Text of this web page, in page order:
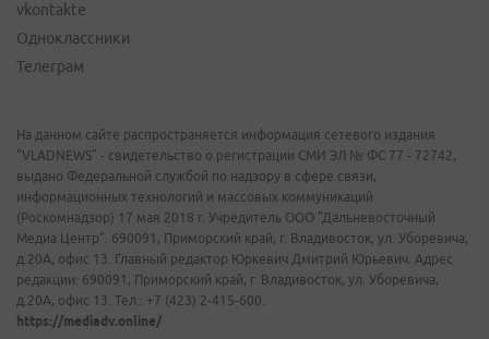
vkontakte
Одноклассники
Телеграм
На данном сайте распространяется информация сетевого издания
"VLADNEWS" - свидетельство о регистрации СМИ ЭЛ № ФС 77 - 72742,
выдано Федеральной службой по надзору в сфере связи,
информационных технологий и массовых коммуникаций
(Роскомнадзор) 17 мая 2018 г. Учредитель ООО "Дальневосточный
Медиа Центр". 690091, Приморский край, г. Владивосток, ул. Уборевича,
д.20А, офис 13. Главный редактор Юркевич Дмитрий Юрьевич. Адрес
редакции: 690091, Приморский край, г. Владивосток, ул. Уборевича,
д.20А, офис 13. Тел.: +7 (423) 2-415-600.
https://mediadv.online/